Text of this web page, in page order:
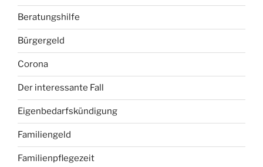
Beratungshilfe
Bürgergeld
Corona
Der interessante Fall
Eigenbedarfskündigung
Familiengeld
Familienpflegezeit